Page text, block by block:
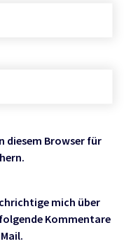
diesem Browser für
mich über
Kommentare